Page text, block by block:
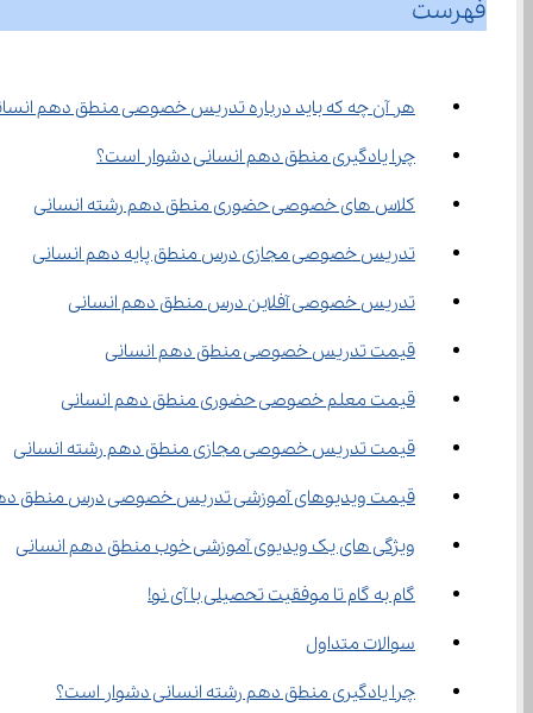
فهرست
هر آن چه که باید درباره تدریس خصوصی منطق دهم
چرا یادگیری منطق دهم انسانی دشوار است؟
کلاس های خصوصی حضوری منطق دهم رشته انسانی
تدریس خصوصی مجازی درس منطق پایه دهم انسانی
تدریس خصوصی آفلاین درس منطق دهم انسانی
قیمت تدریس خصوصی منطق دهم انسانی
قیمت معلم خصوصی حضوری منطق دهم انسانی
قیمت تدریس خصوصی مجازی منطق دهم رشته انسانی
قیمت ویدیوهای آموزشی تدریس خصوصی درس منطق
ویژگی های یک ویدیوی آموزشی خوب منطق دهم انسانی
گام به گام تا موفقیت تحصیلی با آی نو!
سوالات متداول
چرا یادگیری منطق دهم رشته انسانی دشوار است؟